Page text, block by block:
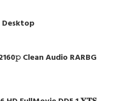
Desktop
Clean Audio RARBG